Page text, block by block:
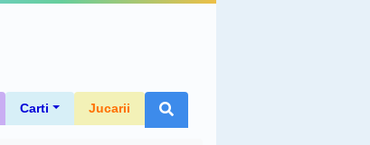
Carti Jucarii